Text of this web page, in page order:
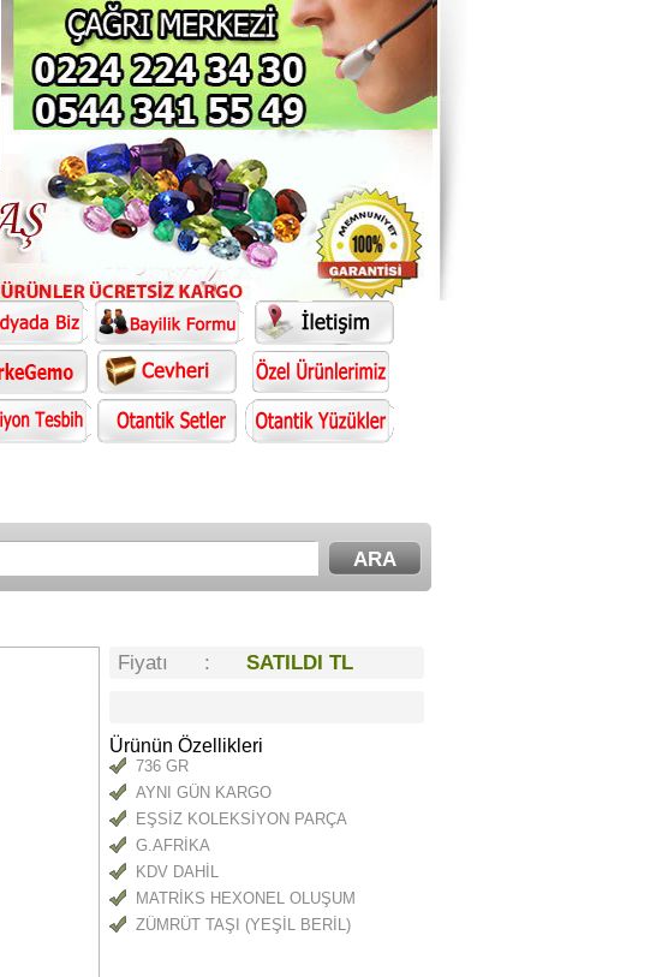
Fiyatı : SATILDI TL
Ürünün Özellikleri
736 GR
AYNI GÜN KARGO
EŞSİZ KOLEKSİYON PARÇA
G.AFRİKA
KDV DAHİL
MATRİKS HEXONEL OLUŞUM
ZÜMRÜT TAŞI (YEŞİL BERİL)